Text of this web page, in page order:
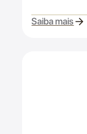
Saiba mais